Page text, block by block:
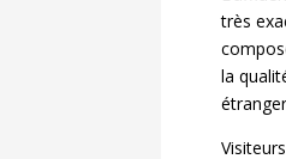
très
la